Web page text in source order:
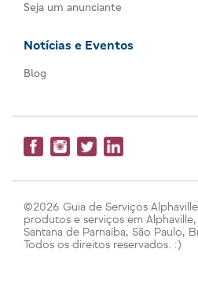
Seja um anunciante
Notícias e Eventos
Blog
©2026 Guia de Serviços
produtos e serviços em
Santana de Parnaíba, São Paulo,
Todos os direitos reservados. :)